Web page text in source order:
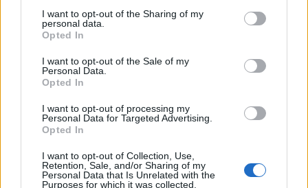
I want to opt-out of the Sharing of my
personal data.
Opted In
I want to opt-out of the Sale of my
Personal Data.
Opted In
I want to opt-out of processing my
Personal Data for Targeted Advertising.
Opted In
I want to opt-out of Collection, Use,
Retention, Sale, and/or Sharing of my
Personal Data that Is Unrelated with the
Purposes for which it was collected.
Žena v éře globalizace
1.2.2001 | Hynek Kalvoda
"V mezinárodní honbě za co nejlevnější výrobou se ´globalizovaná
žena´ spotřebovává jako přírodní surovina" (str. 203). Touto
Globalizovaná žena. Byla by to však škoda, protože kniha přináší
mnoho příkladů porušovaní morálních principů nejen vzhledem k
ženě, ale i vůči všem lidem a přírodě. Je mimo jiné zajímavou